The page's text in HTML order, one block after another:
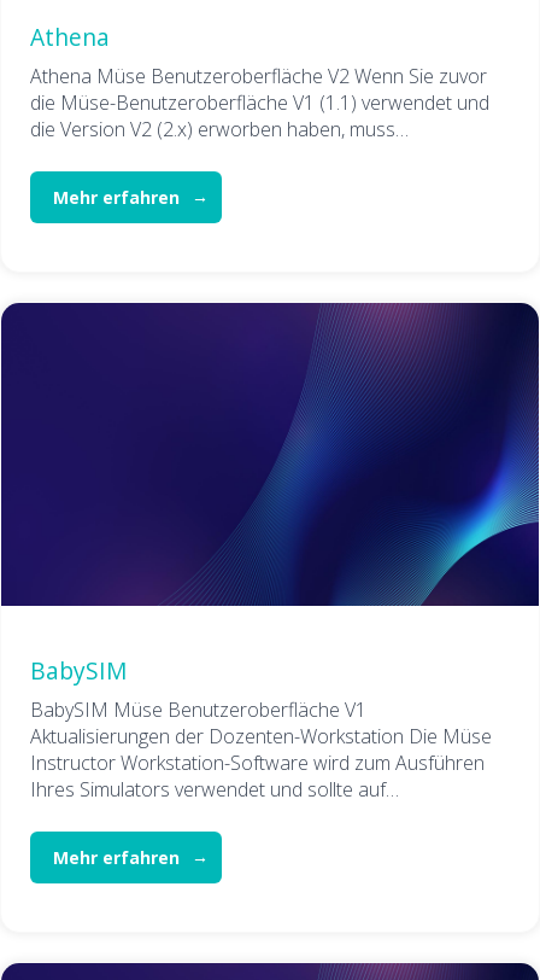
Athena
Athena Müse Benutzeroberfläche V2 Wenn Sie zuvor
die Müse-Benutzeroberfläche V1 (1.1) verwendet und
die Version V2 (2.x) erworben haben, muss…
Mehr erfahren
BabySIM
BabySIM Müse Benutzeroberfläche V1
Aktualisierungen der Dozenten-Workstation Die Müse
Instructor Workstation-Software wird zum Ausführen
Ihres Simulators verwendet und sollte auf…
Mehr erfahren